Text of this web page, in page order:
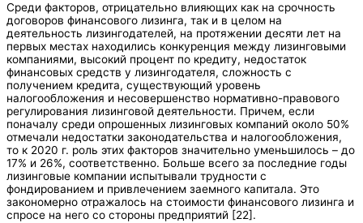
Среди факторов, отрицательно влияющих как на срочность
договоров финансового лизинга, так и в целом на
деятельность лизингодателей, на протяжении десяти лет на
первых местах находились конкуренция между лизинговыми
компаниями, высокий процент по кредиту, недостаток
финансовых средств у лизингодателя, сложность с
получением кредита, существующий уровень
налогообложения и несовершенство нормативно-правового
регулирования лизинговой деятельности. Причем, если
поначалу среди опрошенных лизинговых компаний около 50%
отмечали недостатки законодательства и налогообложения,
то к 2020 г. роль этих факторов значительно уменьшилось – до
17% и 26%, соответственно. Больше всего за последние годы
лизинговые компании испытывали трудности с
фондированием и привлечением заемного капитала. Это
закономерно отражалось на стоимости финансового лизинга и
спросе на него со стороны предприятий [22].